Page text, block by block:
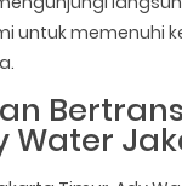
untuk memenuhi
Water